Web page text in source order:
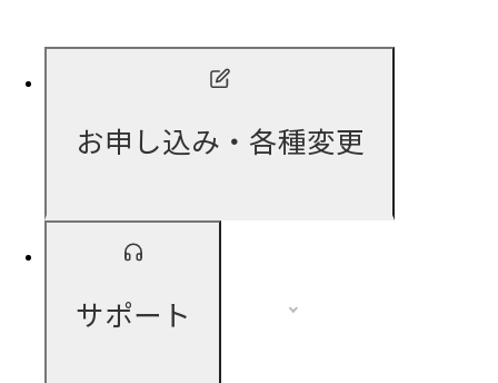
お申し込み・各種変更
サポート